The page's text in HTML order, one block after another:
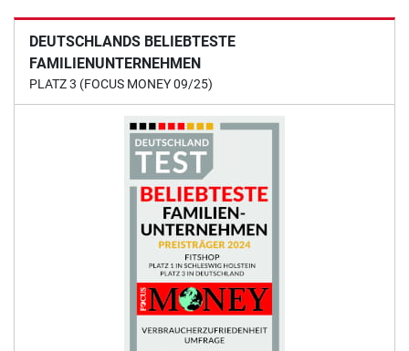
DEUTSCHLANDS BELIEBTESTE
FAMILIENUNTERNEHMEN
PLATZ 3 (FOCUS MONEY 09/25)